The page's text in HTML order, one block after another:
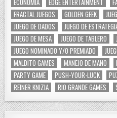
FRACTAL JUEGOS
GOLDEN GEEK
JUEGO DE DADOS
JUEGO DE
JUEGO DE MESA
JUEGO DE TABLERO
JUEGO NOMINADO Y/O PREMIADO
MALDITO GAMES
MANEJO DE MANO
PARTY GAME
PUSH-YOUR-LUCK
REINER KNIZIA
RIO GRANDE GAMES